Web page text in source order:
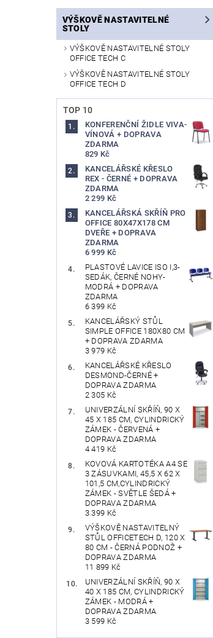
VÝŠKOVĚ NASTAVITELNÉ
STOLY
VÝŠKOVĚ NASTAVITELNÉ STOLY
OFFICE TECH C
VÝŠKOVĚ NASTAVITELNÉ STOLY
OFFICE TECH D
TOP 10
KONFERENČNÍ ŽIDLE VIVA-
VÍNOVÁ + DOPRAVA
ZDARMA
829 Kč
KANCELÁŘSKÉ KŘESLO
REX - ČERNÉ + DOPRAVA
ZDARMA
2 299 Kč
KANCELÁŘSKÁ SKŘÍŇ PRO
OFFICE 80X47X178 CM
DVEŘE + DOPRAVA
ZDARMA
6 999 Kč
PLASTOVÉ LAVICE ISO I,3-
SEDÁK, ČERNÉ NOHY-
MODRÁ + DOPRAVA
ZDARMA
6 399 Kč
KANCELÁŘSKÝ STŮL
SIMPLE OFFICE 180X80 CM
+ DOPRAVA ZDARMA
3 979 Kč
KANCELÁŘSKÉ KŘESLO
DESMOND-ČERNÉ +
DOPRAVA ZDARMA
2 305 Kč
UNIVERZÁLNÍ SKŘÍŇ, 90 X
45 X 185 CM, CYLINDRICKÝ
ZÁMEK - ČERVENÁ +
DOPRAVA ZDARMA
4 419 Kč
KOVOVÁ KARTOTÉKA A4 SE
3 ZÁSUVKAMI, 45,5 X 62 X
101,5 CM,CYLINDRICKÝ
ZÁMEK - SVĚTLE ŠEDÁ +
DOPRAVA ZDARMA
3 399 Kč
VÝŠKOVĚ NASTAVITELNÝ
STŮL OFFICETECH D, 120 X
80 CM - ČERNÁ PODNOŽ +
DOPRAVA ZDARMA
11 899 Kč
UNIVERZÁLNÍ SKŘÍŇ, 90 X
40 X 185 CM, CYLINDRICKÝ
ZÁMEK - MODRÁ +
DOPRAVA ZDARMA
3 599 Kč